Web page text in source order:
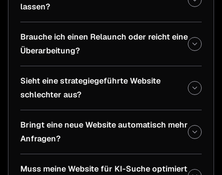
lassen?
Brauche ich einen Relaunch oder reicht eine
Überarbeitung?
Sieht eine strategiegeführte Website
schlechter aus?
Bringt eine neue Website automatisch mehr
Anfragen?
Muss meine Website für KI-Suche optimiert